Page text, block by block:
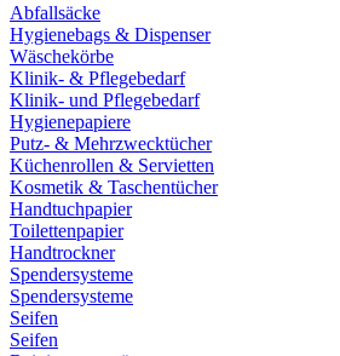
Abfallsäcke
Hygienebags & Dispenser
Wäschekörbe
Klinik- & Pflegebedarf
Klinik- und Pflegebedarf
Hygienepapiere
Putz- & Mehrzwecktücher
Küchenrollen & Servietten
Kosmetik & Taschentücher
Handtuchpapier
Toilettenpapier
Handtrockner
Spendersysteme
Spendersysteme
Seifen
Seifen